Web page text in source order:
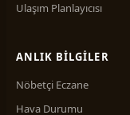
Ulaşım Planlayıcısı
ANLIK BILGILER
Nöbetçi Eczane
Hava Durumu